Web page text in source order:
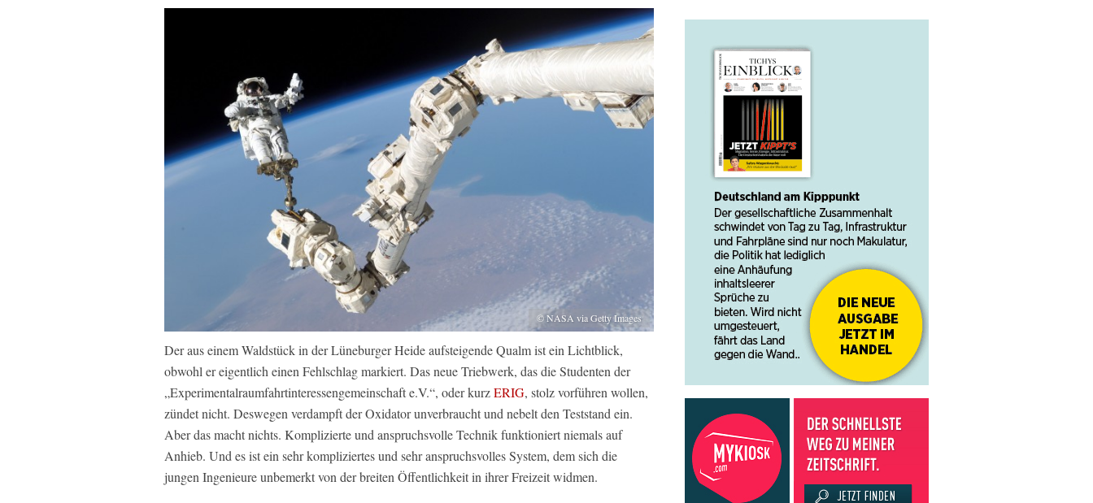
© NASA via Getty Images
Der aus einem Waldstück in der Lüneburger Heide aufsteigende Qualm ist ein Lichtblick,
obwohl er eigentlich einen Fehlschlag markiert. Das neue Triebwerk, das die Studenten der
„Experimentalraumfahrtinteressengemeinschaft e.V.“, oder kurzERIG, stolz vorführen wollen,
zündet nicht. Deswegen verdampft der Oxidator unverbraucht und nebelt den Teststand ein.
Aber das macht nichts. Komplizierte und anspruchsvolle Technik funktioniert niemals auf
Anhieb. Und es ist ein sehr kompliziertes und sehr anspruchsvolles System, dem sich die
jungen Ingenieure unbemerkt von der breiten Öffentlichkeit in ihrer Freizeit widmen.